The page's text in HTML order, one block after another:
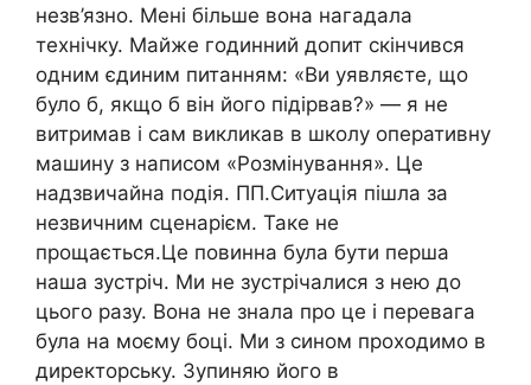
незв’язно. Мені більше вона нагадала
технічку. Майже годинний допит скінчився
одним єдиним питанням: «Ви уявляєте, що
було б, якщо б він його підірвав?» — я не
витримав і сам викликав в школу оперативну
машину з написом «Розмінування». Це
надзвичайна подія. ПП.Ситуація пішла за
незвичним сценарієм. Таке не
прощається.Це повинна була бути перша
наша зустріч. Ми не зустрічалися з нею до
цього разу. Вона не знала про це і перевага
була на моєму боці. Ми з сином проходимо в
директорську. Зупиняю його в